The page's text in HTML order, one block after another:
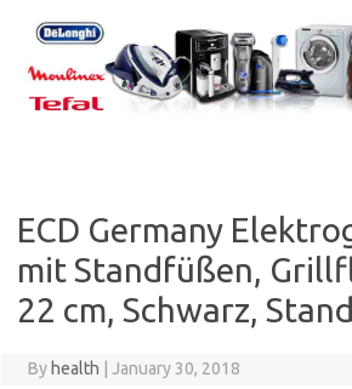
content
ECD Germany
mit Standfüßen,
22 cm, Schwarz,
By health January 30, 2018